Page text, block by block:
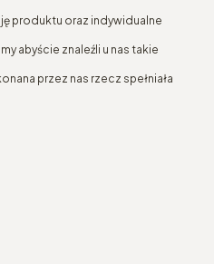
produktu oraz indywidualne
abyście znaleźli u nas takie
przez nas rzecz spełniała